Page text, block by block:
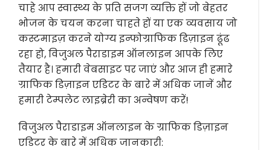
चाहे आप स्वास्थ्य के प्रति सजग व्यक्ति हों जो बेहतर
भोजन के चयन करना चाहते हों या एक व्यवसाय जो
कस्टमाइज़ करने योग्य इन्फोग्राफिक डिज़ाइन ढूंढ
रहा हो, विजुअल पैराडाइम ऑनलाइन आपके लिए
तैयार है। हमारी वेबसाइट पर जाएं और आज ही हमारे
ग्राफिक डिज़ाइन एडिटर के बारे में अधिक जानें और
हमारी टेम्पलेट लाइब्रेरी का अन्वेषण करें!
विजुअल पैराडाइम ऑनलाइन के ग्राफिक डिज़ाइन
एडिटर के बारे में अधिक जानकारी: